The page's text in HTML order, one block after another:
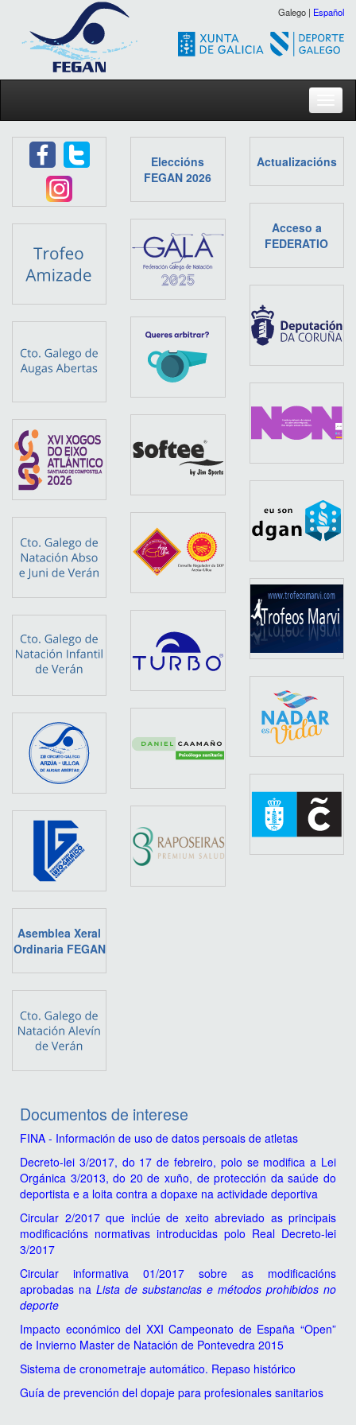
Galego | Español
Asemblea Xeral
Ordinaria FEGAN
Eleccións
FEGAN 2026
Actualizacións
Acceso a
FEDERATIO
Documentos de interese
FINA - Información de uso de datos persoais de atletas
Decreto-lei 3/2017, do 17 de febreiro, polo se modifica a Lei
Orgánica 3/2013, do 20 de xuño, de protección da saúde do
deportista e a loita contra a dopaxe na actividade deportiva
Circular 2/2017 que inclúe de xeito abreviado as principais
modificacións normativas introducidas polo Real Decreto-lei
3/2017
Circular informativa 01/2017 sobre as modificacións
aprobadas na Lista de substancias e métodos prohibidos no
deporte
Impacto económico del XXI Campeonato de España “Open”
de Invierno Master de Natación de Pontevedra 2015
Sistema de cronometraje automático. Repaso histórico
Guía de prevención del dopaje para profesionales sanitarios